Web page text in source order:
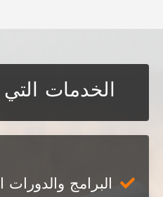
الخدمات التي
البرامج والدورات